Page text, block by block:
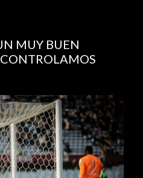
MUY BUEN